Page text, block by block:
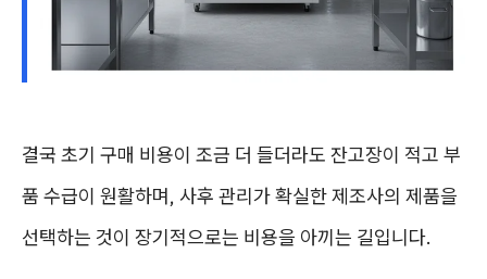
결국 초기 구매 비용이 조금 더 들더라도 잔고장이 적고 부
품 수급이 원활하며, 사후 관리가 확실한 제조사의 제품을
선택하는 것이 장기적으로는 비용을 아끼는 길입니다.